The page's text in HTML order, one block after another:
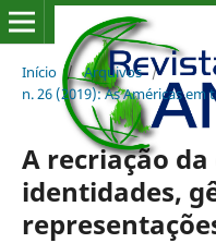
Início / Arquivos /
n. 26 (2019): As Américas em
A recriação
identidades,